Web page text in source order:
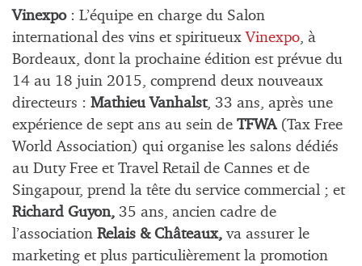
Vinexpo : L’équipe en charge du Salon
international des vins et spiritueux Vinexpo, à
Bordeaux, dont la prochaine édition est prévue du
14 au 18 juin 2015, comprend deux nouveaux
directeurs : Mathieu Vanhalst, 33 ans, après une
expérience de sept ans au sein de TFWA (Tax Free
World Association) qui organise les salons dédiés
au Duty Free et Travel Retail de Cannes et de
Singapour, prend la tête du service commercial ; et
Richard Guyon, 35 ans, ancien cadre de
l’association Relais & Châteaux, va assurer le
marketing et plus particulièrement la promotion